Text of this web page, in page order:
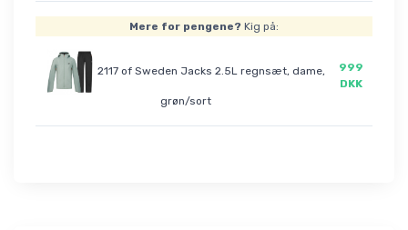
Mere for pengene? Kig på:
2117 of Sweden Jacks 2.5L regnsæt, dame,
grøn/sort
999
DKK